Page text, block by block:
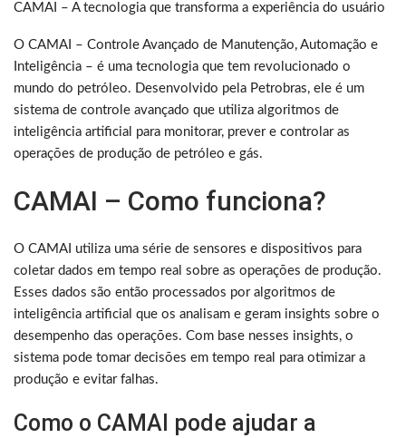
CAMAI – A tecnologia que transforma a experiência do usuário
O CAMAI – Controle Avançado de Manutenção, Automação e
Inteligência – é uma tecnologia que tem revolucionado o
mundo do petróleo. Desenvolvido pela Petrobras, ele é um
sistema de controle avançado que utiliza algoritmos de
inteligência artificial para monitorar, prever e controlar as
operações de produção de petróleo e gás.
CAMAI – Como funciona?
O CAMAI utiliza uma série de sensores e dispositivos para
coletar dados em tempo real sobre as operações de produção.
Esses dados são então processados por algoritmos de
inteligência artificial que os analisam e geram insights sobre o
desempenho das operações. Com base nesses insights, o
sistema pode tomar decisões em tempo real para otimizar a
produção e evitar falhas.
Como o CAMAI pode ajudar a